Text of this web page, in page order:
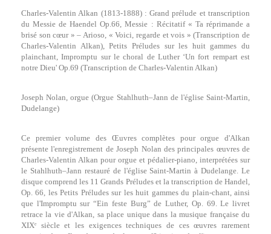
Charles-Valentin Alkan (1813-1888) : Grand prélude et transcription
du Messie de Haendel Op.66, Messie : Récitatif « Ta réprimande a
brisé son cœur » – Arioso, « Voici, regarde et vois » (Transcription de
Charles-Valentin Alkan), Petits Préludes sur les huit gammes du
plainchant, Impromptu sur le choral de Luther ‘Un fort rempart est
notre Dieu' Op.69 (Transcription de Charles-Valentin Alkan)
Joseph Nolan, orgue (Orgue Stahlhuth–Jann de l'église Saint-Martin,
Dudelange)
Ce premier volume des Œuvres complètes pour orgue d'Alkan
présente l'enregistrement de Joseph Nolan des principales œuvres de
Charles-Valentin Alkan pour orgue et pédalier-piano, interprétées sur
le Stahlhuth–Jann restauré de l'église Saint-Martin à Dudelange. Le
disque comprend les 11 Grands Préludes et la transcription de Handel,
Op. 66, les Petits Préludes sur les huit gammes du plain-chant, ainsi
que l'Impromptu sur “Ein feste Burg” de Luther, Op. 69. Le livret
retrace la vie d'Alkan, sa place unique dans la musique française du
XIXᵉ siècle et les exigences techniques de ces œuvres rarement